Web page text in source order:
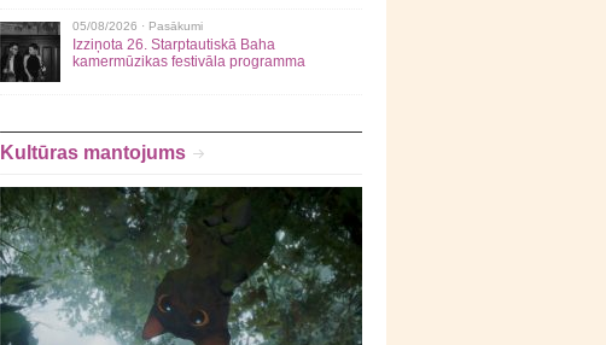
05/08/2026 · Pasākumi
Izziņota 26. Starptautiskā Baha
kamermūzikas festivāla programma
Kultūras mantojums